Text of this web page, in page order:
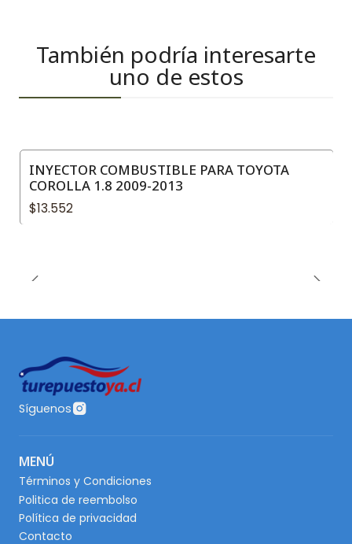
También podría interesarte
uno de estos
INYECTOR COMBUSTIBLE PARA TOYOTA
COROLLA 1.8 2009-2013
$13.552
Síguenos
MENÚ
Términos y Condiciones
Politica de reembolso
Política de privacidad
Contacto